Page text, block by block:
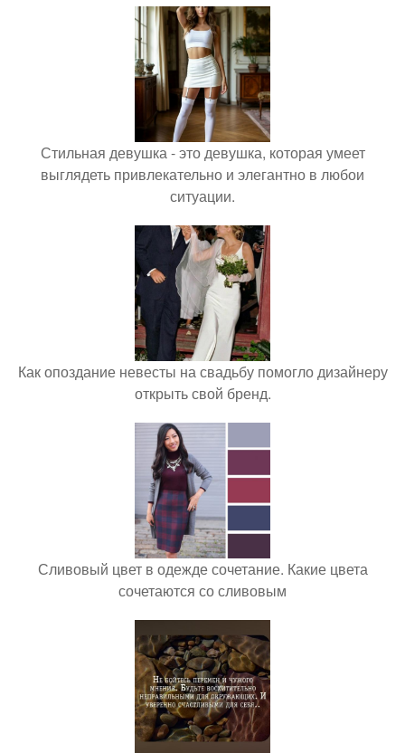
Стильная девушка - это девушка, которая умеет
выглядеть привлекательно и элегантно в любои
ситуации.
Как опоздание невесты на свадьбу помогло дизайнеру
открыть свой бренд.
Сливовый цвет в одежде сочетание. Какие цвета
сочетаются со сливовым